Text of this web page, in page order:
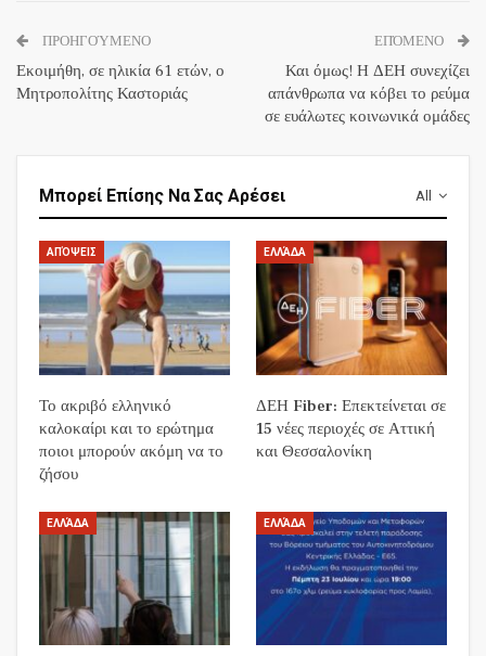
ΠΡΟΗΓΟΎΜΕΝΟ
Εκοιμήθη, σε ηλικία 61 ετών, ο
Μητροπολίτης Καστοριάς
ΕΠΌΜΕΝΟ
Και όμως! Η ΔΕΗ συνεχίζει
απάνθρωπα να κόβει το ρεύμα
σε ευάλωτες κοινωνικά ομάδες
All
Μπορεί Επίσης Να Σας Αρέσει
ΑΠΌΨΕΙΣ
Το ακριβό ελληνικό
καλοκαίρι και το ερώτημα
ποιοι μπορούν ακόμη να το
ζήσου
ΕΛΛΆΔΑ
ΔΕΗ Fiber: Επεκτείνεται σε
15 νέες περιοχές σε Αττική
και Θεσσαλονίκη
ΕΛΛΆΔΑ ΕΛΛΆΔΑ